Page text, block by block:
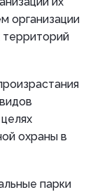
организации
охраны в
парки